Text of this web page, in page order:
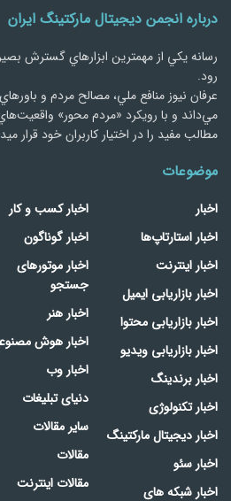
درباره انجمن دیجیتال مارکتینگ ایران
رسانه يكي از مهمترین ابزارهاي گسترش
رود.
عرفان نیوز منافع ملي، مصالح مردم و
مي‌داند و با رويكرد «مردم‌ محور»
مطالب مفید را در اختیار کاربران خود قرار
موضوعات
اخبار
اخبار استارتاپ‌ها
اخبار اینترنت
اخبار بازاریابی ایمیل
اخبار بازاریابی محتوا
اخبار بازاریابی ویدیو
اخبار برندینگ
اخبار تکنولوژی
اخبار دیجیتال مارکتینگ
اخبار سئو
اخبار شبکه های
اخبار کسب و کار
اخبار گوناگون
اخبار موتورهای
جستجو
اخبار هنر
اخبار هوش
اخبار وب
دنیای تبلیغات
سایر مقالات
مقالات
مقالات اینترنت